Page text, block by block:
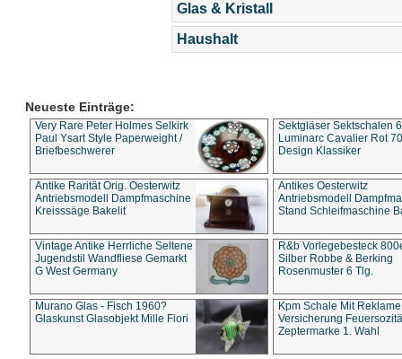
Glas & Kristall
Haushalt
Neueste Einträge:
Very Rare Peter Holmes Selkirk
Paul Ysart Style Paperweight /
Briefbeschwerer
Sektgläser Sektschalen
Luminarc Cavalier Rot
Design Klassiker
Antike Rarität Orig. Oesterwitz
Antriebsmodell Dampfmaschine
Kreisssäge Bakelit
Antikes Oesterwitz
Antriebsmodell
Stand Schleifmaschine
Vintage Antike Herrliche Seltene
Jugendstil Wandfliese Gemarkt
G West Germany
R&b Vorlegebesteck
Silber Robbe & Berking
Rosenmuster 6 Tlg.
Murano Glas - Fisch 1960?
Glaskunst Glasobjekt Mille Fiori
Kpm Schale Mit Reklame
Versicherung
Zeptermarke 1. Wahl